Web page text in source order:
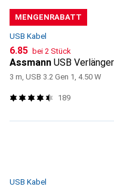
MENGENRABATT
USB Kabel
CHF
6.85 bei 2 Stück
Assmann USB
3 m, USB 3.2 Gen 1, 4.50 W
189
USB Kabel